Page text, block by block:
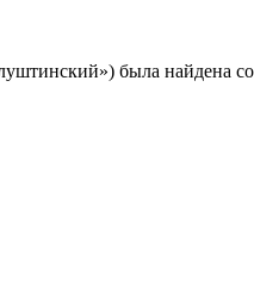
была найдена